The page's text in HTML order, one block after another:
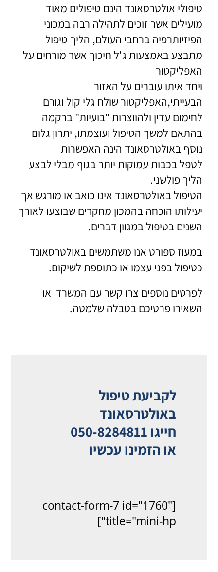
טיפולי אולטרסאונד הינם טיפולים מאוד
מועילים אשר זוכים לתהילה רבה במכוני
הפיזיותרפיה ברחבי העולם, הליך טיפול
מתבצע באמצעות ג'ל חיכוך אשר מורחים על
האפליקטור
ויחד איתו עוברים על האזור
הבעייתי,האפליקטור שולח גלי קול וגורם
לחימום עדין ולהווצרות "בועיות" ברקמה
בהתאם למשך הטיפול ועוצמתו, יתרון גלום
נוסף באולטרסאונד הינה האפשרות
לטפל בכבות עמוקות יותר בגוף מבלי לבצע
הליך פולשני.
הטיפול באולטרסאונד אינו כואב או מורגש אך
יעילותו הוכחה בהמכון מחקרים שבוצעו לאורך
השנים בטיפול במגוון דברים.
במעוז ספורט אנו משתמשים באולטרסאונד
כטיפול בפני עצמו או כתוספת לשיקום.
לפרטים נוספים צרו קשר עם המשרד או
השאירו פרטיכם בטבלה שלמטה.
לקביעת טיפול
באולטרסאונד
חייגו 050-8284811
או הזמינו עכשיו
[contact-form-7 id="1760"
title="mini-hp"]